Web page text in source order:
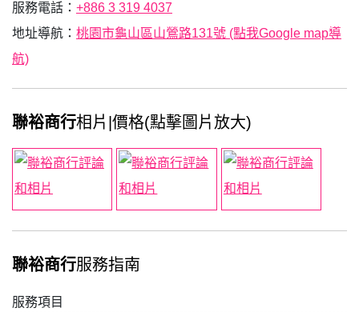
服務電話： +886 3 319 4037
地址導航： 桃園市龜山區山鶯路131號 (點我Google map導
航)
聯裕商行相片|價格(點擊圖片放大)
聯裕商行服務指南
服務項目